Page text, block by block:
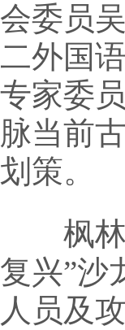
会委员
二外国
专家委
脉当前
划策。
枫林千
复兴”沙
人员及